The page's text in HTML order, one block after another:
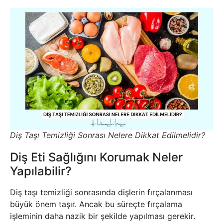
Diş Taşı Temizliği Sonrası Nelere Dikkat Edilmelidir?
Diş Eti Sağlığını Korumak Neler
Yapılabilir?
Diş taşı temizliği sonrasında dişlerin fırçalanması
büyük önem taşır. Ancak bu süreçte fırçalama
işleminin daha nazik bir şekilde yapılması gerekir.